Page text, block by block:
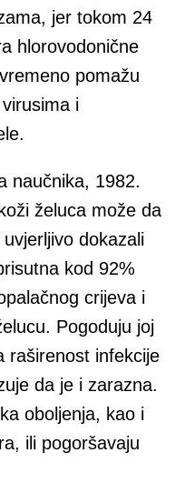
jer tokom 24
hlorovodonične
pomažu
i
naučnika, 1982.
želuca može da
dokazali
kod 92%
crijeva i
Pogoduju joj
raširenost infekcije
da je i zarazna.
oboljenja, kao i
ili pogoršavaju